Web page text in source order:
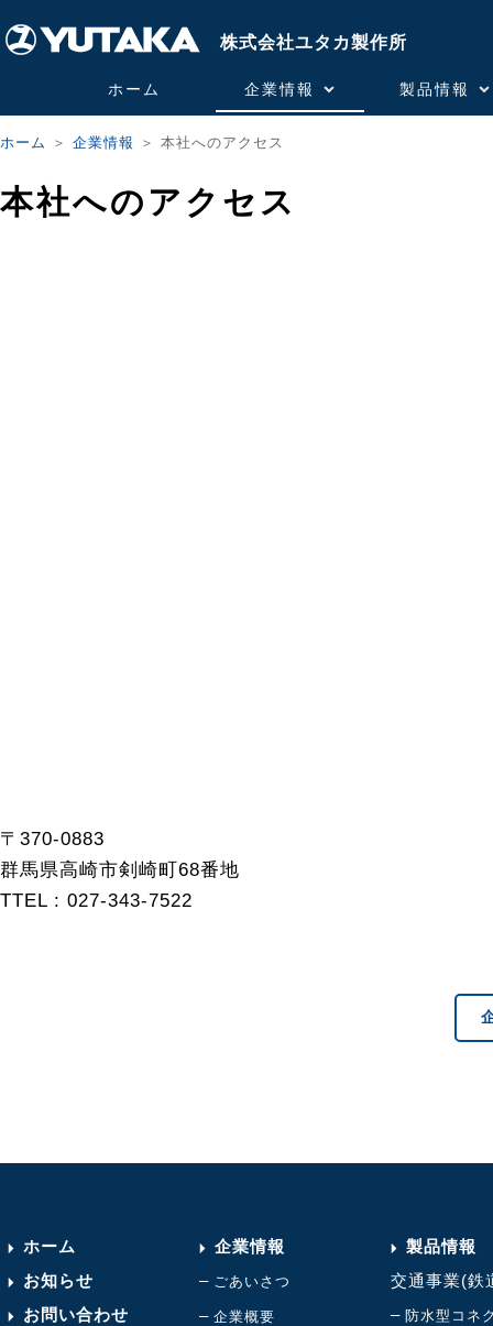
株式会社ユタカ製作所
ホーム 企業情報 製品情報
ホーム ＞ 企業情報 ＞ 本社へのアクセス
本社へのアクセス
〒370-0883
群馬県高崎市剣崎町68番地
TTEL : 027-343-7522
ホーム
お知らせ
お問い合わせ
企業情報
– ごあいさつ
– 企業概要
製品情報
交通事業(鉄
– 防水型コネ